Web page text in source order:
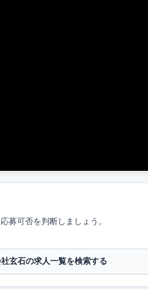
募可否を判断しましょう。
玄石の求人一覧を検索する